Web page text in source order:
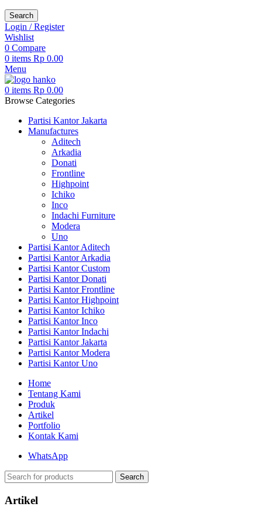
Search
Login / Register
Wishlist
0 Compare
0 items Rp 0.00
Menu
0 items Rp 0.00
Browse Categories
Partisi Kantor Jakarta
Manufactures
Aditech
Arkadia
Donati
Frontline
Highpoint
Ichiko
Inco
Indachi Furniture
Modera
Uno
Partisi Kantor Aditech
Partisi Kantor Arkadia
Partisi Kantor Custom
Partisi Kantor Donati
Partisi Kantor Frontline
Partisi Kantor Highpoint
Partisi Kantor Ichiko
Partisi Kantor Inco
Partisi Kantor Indachi
Partisi Kantor Jakarta
Partisi Kantor Modera
Partisi Kantor Uno
Home
Tentang Kami
Produk
Artikel
Portfolio
Kontak Kami
WhatsApp
Search
Artikel